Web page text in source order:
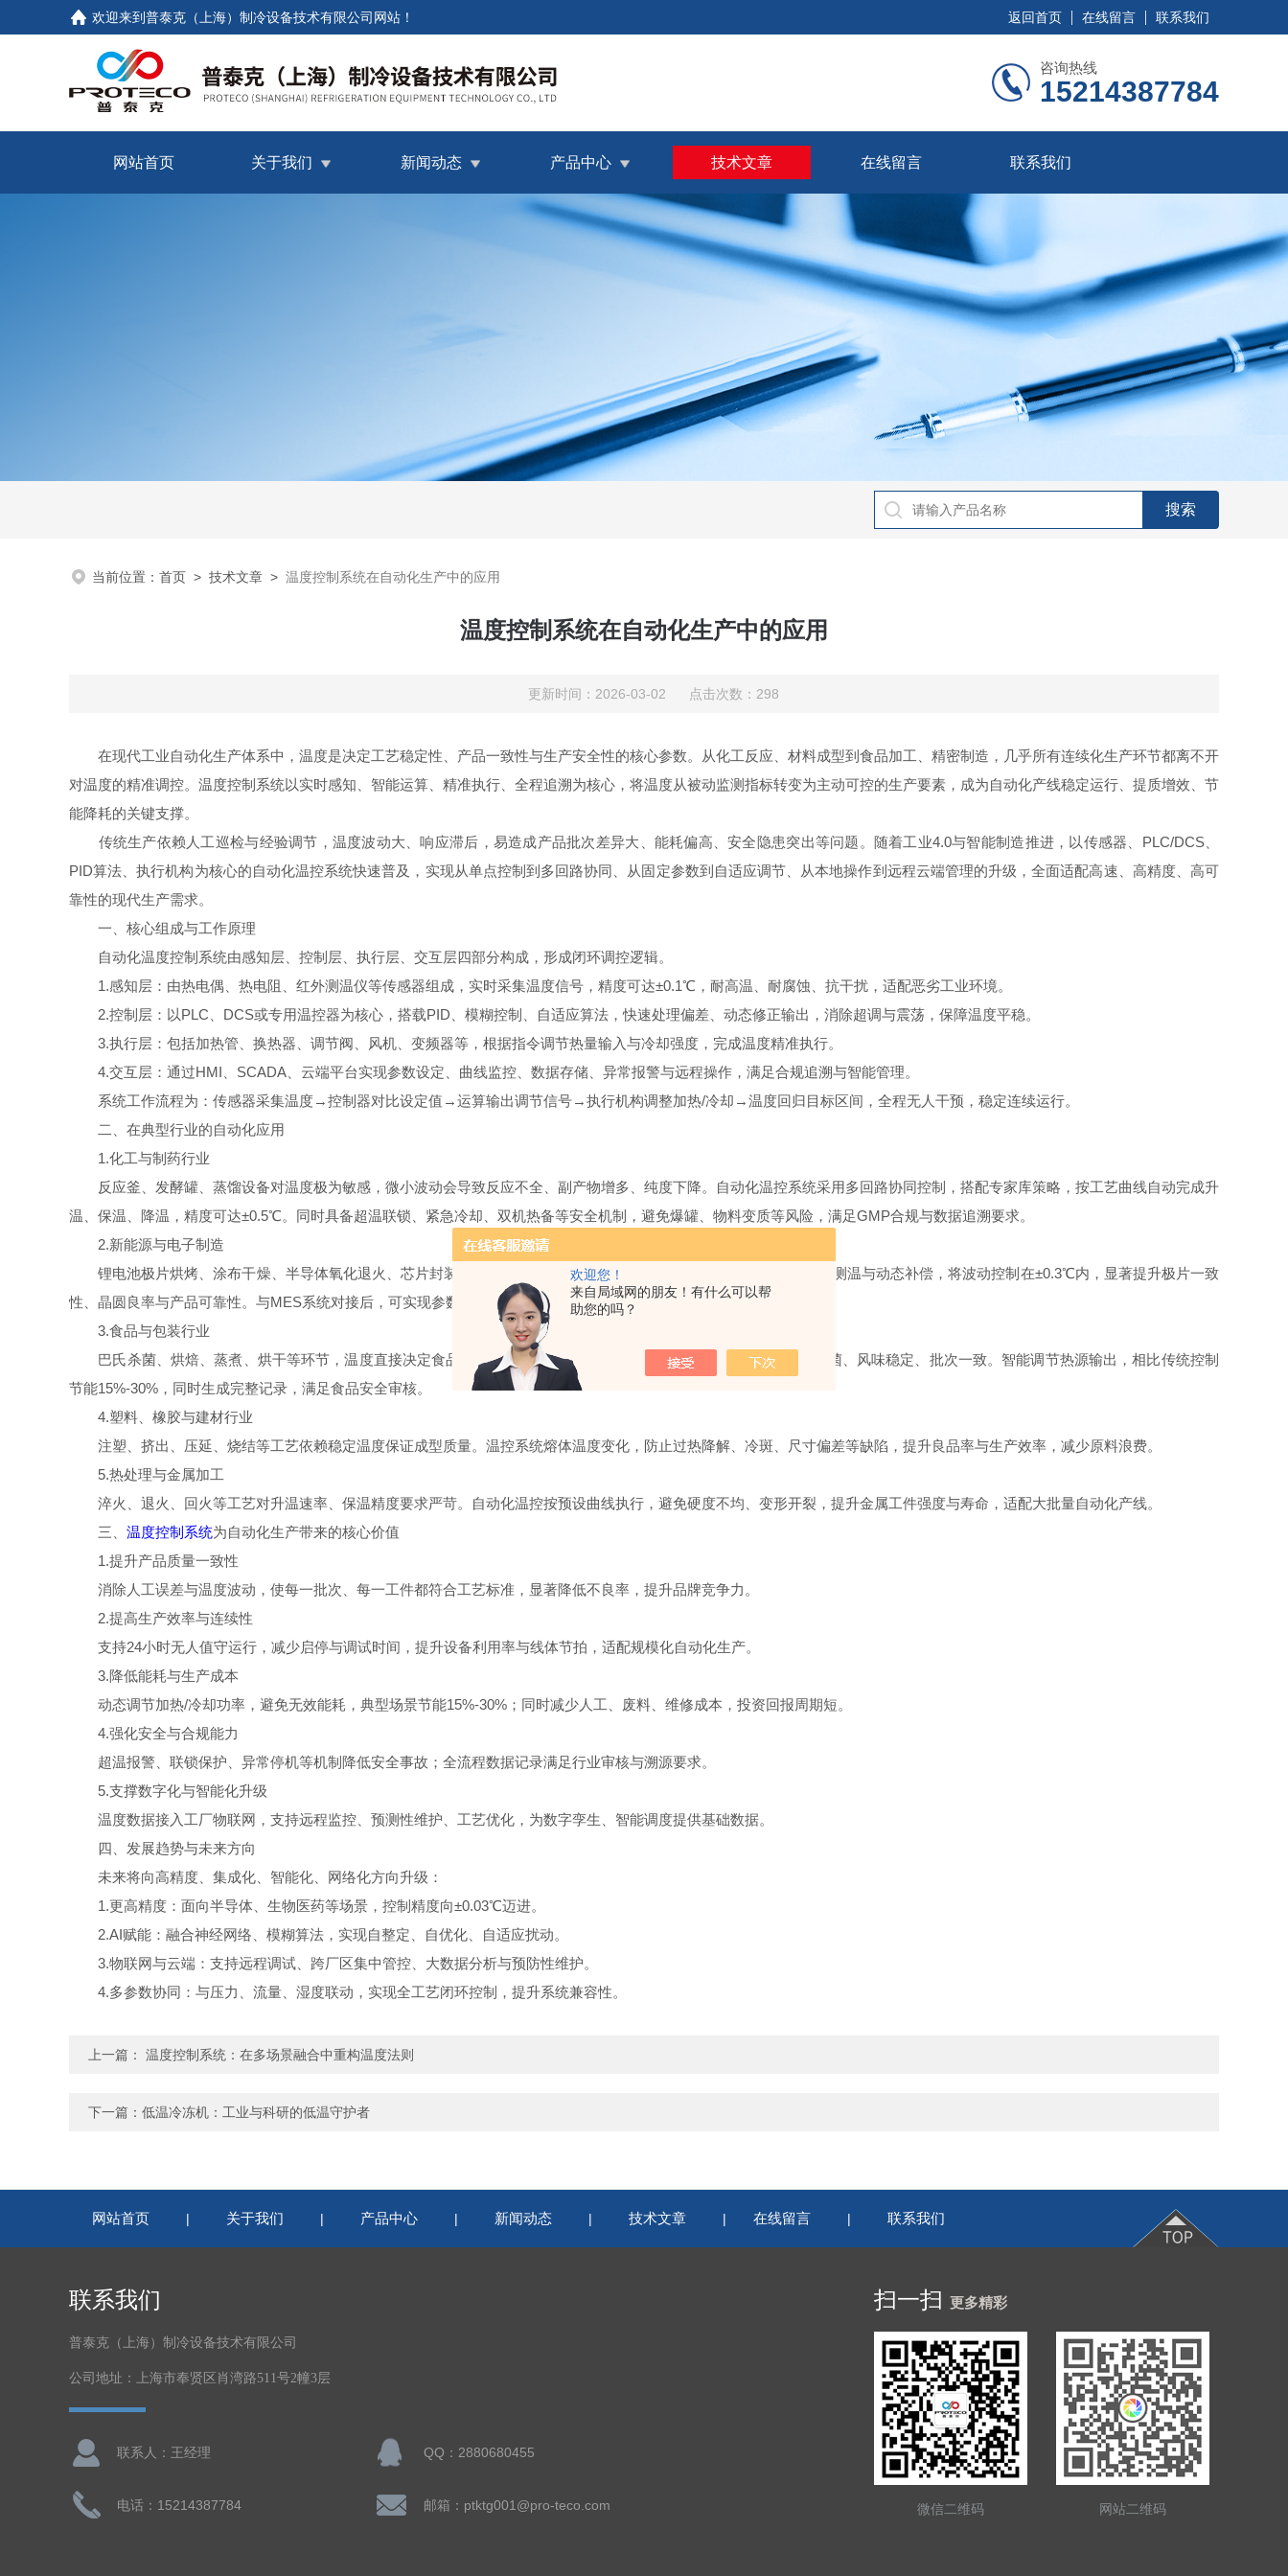
欢迎您！
来自局域网的朋友！有什么可以帮
助您的吗？
欢迎来到普泰克（上海）制冷设备技术有限公司网站！ 返回首页 在线留言 联系我们
咨询热线
15214387784
网站首页 关于我们 新闻动态 产品中心 技术文章 在线留言 联系我们
当前位置： 首页 > 技术文章 > 温度控制系统在自动化生产中的应用
温度控制系统在自动化生产中的应用
更新时间：2026-03-02 点击次数：298
在现代工业自动化生产体系中，温度是决定工艺稳定性、产品一致性与生产安全性的核心参数。从化工反应、材料成型到食品加工、精密制造，几乎所有连续化生产环节都离不开
对温度的精准调控。温度控制系统以实时感知、智能运算、精准执行、全程追溯为核心，将温度从被动监测指标转变为主动可控的生产要素，成为自动化产线稳定运行、提质增效、节
能降耗的关键支撑。
传统生产依赖人工巡检与经验调节，温度波动大、响应滞后，易造成产品批次差异大、能耗偏高、安全隐患突出等问题。随着工业4.0与智能制造推进，以传感器、PLC/DCS、
PID算法、执行机构为核心的自动化温控系统快速普及，实现从单点控制到多回路协同、从固定参数到自适应调节、从本地操作到远程云端管理的升级，全面适配高速、高精度、高可
靠性的现代生产需求。
一、核心组成与工作原理
自动化温度控制系统由感知层、控制层、执行层、交互层四部分构成，形成闭环调控逻辑。
1.感知层：由热电偶、热电阻、红外测温仪等传感器组成，实时采集温度信号，精度可达±0.1℃，耐高温、耐腐蚀、抗干扰，适配恶劣工业环境。
2.控制层：以PLC、DCS或专用温控器为核心，搭载PID、模糊控制、自适应算法，快速处理偏差、动态修正输出，消除超调与震荡，保障温度平稳。
3.执行层：包括加热管、换热器、调节阀、风机、变频器等，根据指令调节热量输入与冷却强度，完成温度精准执行。
4.交互层：通过HMI、SCADA、云端平台实现参数设定、曲线监控、数据存储、异常报警与远程操作，满足合规追溯与智能管理。
系统工作流程为：传感器采集温度→控制器对比设定值→运算输出调节信号→执行机构调整加热/冷却→温度回归目标区间，全程无人干预，稳定连续运行。
二、在典型行业的自动化应用
1.化工与制药行业
反应釜、发酵罐、蒸馏设备对温度极为敏感，微小波动会导致反应不全、副产物增多、纯度下降。自动化温控系统采用多回路协同控制，搭配专家库策略，按工艺曲线自动完成升
温、保温、降温，精度可达±0.5℃。同时具备超温联锁、紧急冷却、双机热备等安全机制，避免爆罐、物料变质等风险，满足GMP合规与数据追溯要求。
2.新能源与电子制造
锂电池极片烘烤、涂布干燥、半导体氧化退火、芯片封装固化等工序，要求温度均匀性与稳定性很高。系统通过多点测温与动态补偿，将波动控制在±0.3℃内，显著提升极片一致
性、晶圆良率与产品可靠性。与MES系统对接后，可实现参数自优化、质量闭环管理，降低报废率。
3.食品与包装行业
巴氏杀菌、烘焙、蒸煮、烘干等环节，温度直接决定食品安全与口感。自动化温控严格遵循时间-温度曲线，确保杀菌、风味稳定、批次一致。智能调节热源输出，相比传统控制
节能15%-30%，同时生成完整记录，满足食品安全审核。
4.塑料、橡胶与建材行业
注塑、挤出、压延、烧结等工艺依赖稳定温度保证成型质量。温控系统熔体温度变化，防止过热降解、冷斑、尺寸偏差等缺陷，提升良品率与生产效率，减少原料浪费。
5.热处理与金属加工
淬火、退火、回火等工艺对升温速率、保温精度要求严苛。自动化温控按预设曲线执行，避免硬度不均、变形开裂，提升金属工件强度与寿命，适配大批量自动化产线。
三、 温度控制系统为自动化生产带来的核心价值
1.提升产品质量一致性
消除人工误差与温度波动，使每一批次、每一工件都符合工艺标准，显著降低不良率，提升品牌竞争力。
2.提高生产效率与连续性
支持24小时无人值守运行，减少启停与调试时间，提升设备利用率与线体节拍，适配规模化自动化生产。
3.降低能耗与生产成本
动态调节加热/冷却功率，避免无效能耗，典型场景节能15%-30%；同时减少人工、废料、维修成本，投资回报周期短。
4.强化安全与合规能力
超温报警、联锁保护、异常停机等机制降低安全事故；全流程数据记录满足行业审核与溯源要求。
5.支撑数字化与智能化升级
温度数据接入工厂物联网，支持远程监控、预测性维护、工艺优化，为数字孪生、智能调度提供基础数据。
四、发展趋势与未来方向
未来将向高精度、集成化、智能化、网络化方向升级：
1.更高精度：面向半导体、生物医药等场景，控制精度向±0.03℃迈进。
2.AI赋能：融合神经网络、模糊算法，实现自整定、自优化、自适应扰动。
3.物联网与云端：支持远程调试、跨厂区集中管控、大数据分析与预防性维护。
4.多参数协同：与压力、流量、湿度联动，实现全工艺闭环控制，提升系统兼容性。
上一篇： 温度控制系统：在多场景融合中重构温度法则
下一篇： 低温冷冻机：工业与科研的低温守护者
网站首页 | 关于我们 | 产品中心 | 新闻动态 | 技术文章 | 在线留言 | 联系我们
联系我们
普泰克（上海）制冷设备技术有限公司
公司地址：上海市奉贤区肖湾路511号2幢3层
联系人：王经理 QQ：2880680455
电话：15214387784 邮箱：ptktg001@pro-teco.com
扫一扫 更多精彩
微信二维码 网站二维码